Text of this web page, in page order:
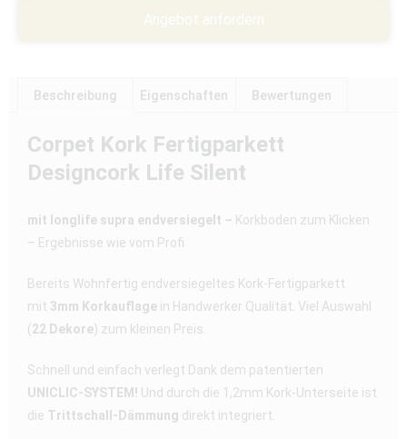
Beschreibung Eigenschaften Bewertungen
Corpet Kork Fertigparkett
Designcork Life Silent
mit longlife supra endversiegelt – Korkboden zum Klicken
– Ergebnisse wie vom Profi
Bereits Wohnfertig endversiegeltes Kork-Fertigparkett
mit 3mm Korkauflage in Handwerker Qualität. Viel Auswahl
(22 Dekore) zum kleinen Preis.
Schnell und einfach verlegt Dank dem patentierten
UNICLIC-SYSTEM! Und durch die 1,2mm Kork-Unterseite ist
die Trittschall-Dämmung direkt integriert.